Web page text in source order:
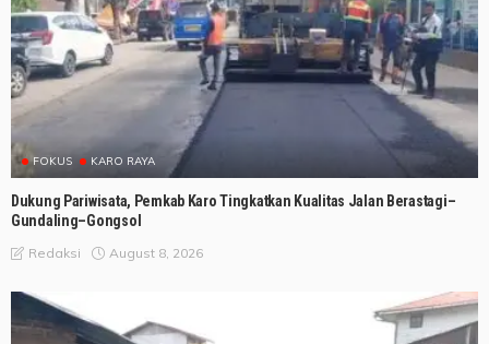
FOKUS KARO RAYA
Dukung Pariwisata, Pemkab Karo Tingkatkan Kualitas Jalan Berastagi–
Gundaling–Gongsol
Redaksi August 8, 2026